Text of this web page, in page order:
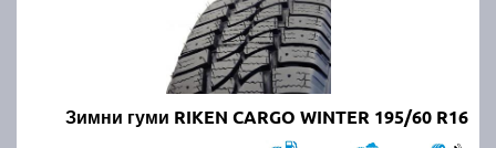
Зимни гуми RIKEN CARGO WINTER 195/60 R16